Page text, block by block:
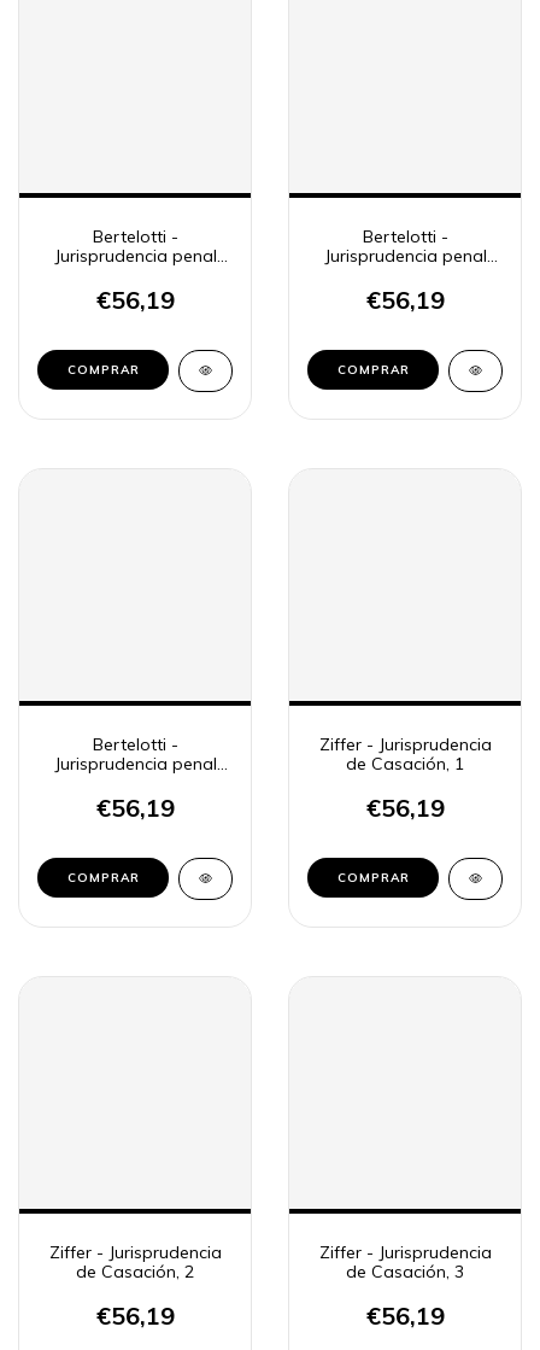
Bertelotti -
Jurisprudencia penal
€56,19
COMPRAR
Bertelotti -
Jurisprudencia penal
€56,19
COMPRAR
Bertelotti -
Jurisprudencia penal
€56,19
COMPRAR
Ziffer - Jurisprudencia
de Casación, 1
€56,19
Ziffer - Jurisprudencia
de Casación, 2
€56,19
Ziffer - Jurisprudencia
de Casación, 3
€56,19